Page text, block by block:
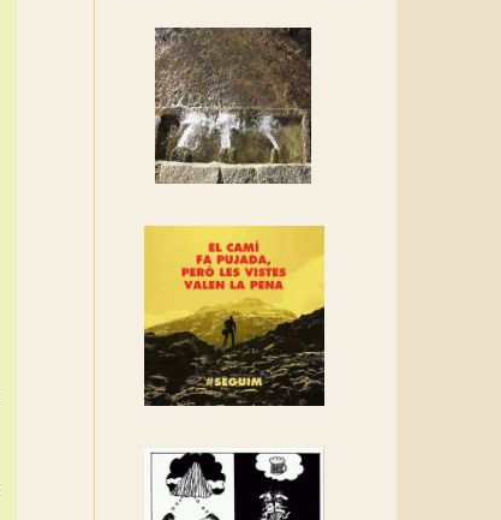
Si no podem caminar,
alguna cosa hem de fer...
Els Centpeus signen el
Manifest a favor dels
Camins Vells
associació adhereix-te al
manifest!
Rebem un diploma dels
Amics de Sant Aniol
d'Aguja
Els Centpeus estem
recuperació del refugi i de
l'entorn de Sant Aniol